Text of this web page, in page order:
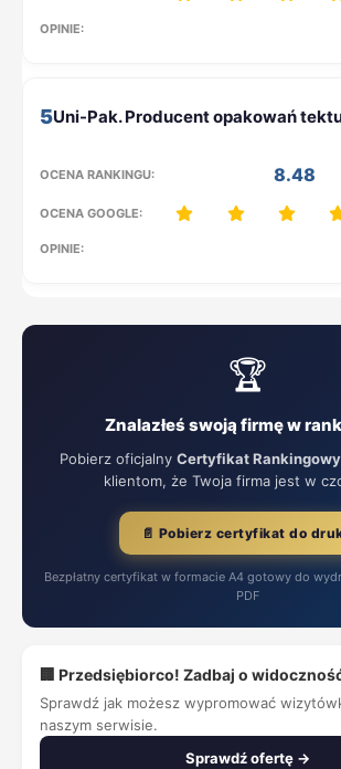
5
8.48
🏆
Znalazłeś swoją firmę w
Pobierz oficjalny Certyfikat Rankingowy
klientom, że Twoja firma jest w
📄 Pobierz certyfikat do
Bezpłatny certyfikat w formacie A4 gotowy do
PDF
🏢 Przedsiębiorco! Zadbaj o
Sprawdź jak możesz wypromować
naszym serwisie.
Sprawdź ofertę →